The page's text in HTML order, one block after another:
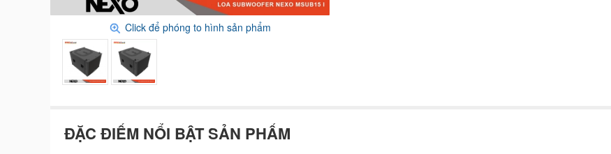
Click để phóng to hình sản phẩm
ĐẶC ĐIỂM NỔI BẬT SẢN PHẨM